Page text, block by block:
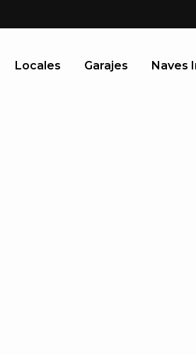
Locales Garajes Naves